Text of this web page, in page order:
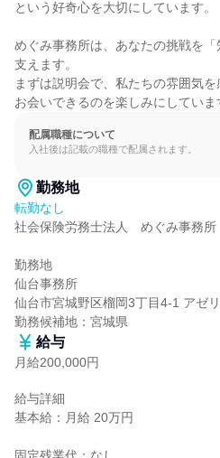
という好奇心を大切にしています。
めぐみ事務所は、あなたの挑戦を
支えます。
まずは説明会で、私たちの雰囲気
お会いできるのを楽しみにしていま
配属職種について
入社後は記載の職種で配属されます。
勤務地
転勤なし
社会保険労務士法人　めぐみ事務所
勤務地
仙台事務所
仙台市宮城野区榴岡3丁目4-1 アゼ
勤務候補地：宮城県
給与
月給200,000円
給与詳細
基本給：月給 20万円